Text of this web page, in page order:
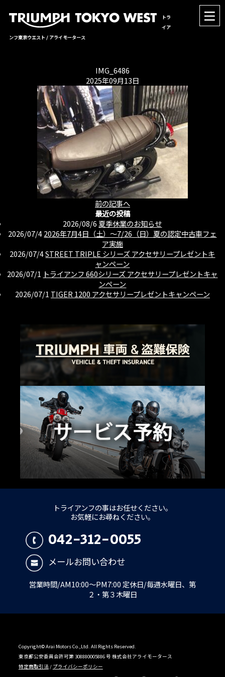
トラ
イア
ンフ東京ウエスト / アライモータース
IMG_6486
2025年09月13日
前の記事へ
最近の投稿
2026/08/6 夏季休業のお知らせ
2026/07/42026年7月4日（土）〜7/26（日）夏の認定中古車フェ
ア実施
2026/07/4STREET TRIPLE シリーズ アクセサリープレゼントキ
ャンペーン
2026/07/1 トライアンフ 660シリーズ アクセサリープレゼントキャ
ンペーン
2026/07/1 TIGER 1200 アクセサリープレゼントキャンペーン
トライアンフの事はお任せください。
お気軽にお尋ねください。
042-312-0055
メールお問い合わせ
営業時間/AM10:00～PM7:00 定休日/毎週水曜日、第
２・第３木曜日
Copyright© Arai Motors Co.,Ltd. All Rights Reserved.
東京都公安委員会許可第 308880005886 号 株式会社アライモータース
特定商取引法/ プライバシーポリシー